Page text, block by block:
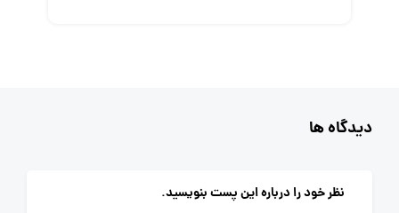
دیدگاه ها
نظر خود را درباره این پست بنویسید.